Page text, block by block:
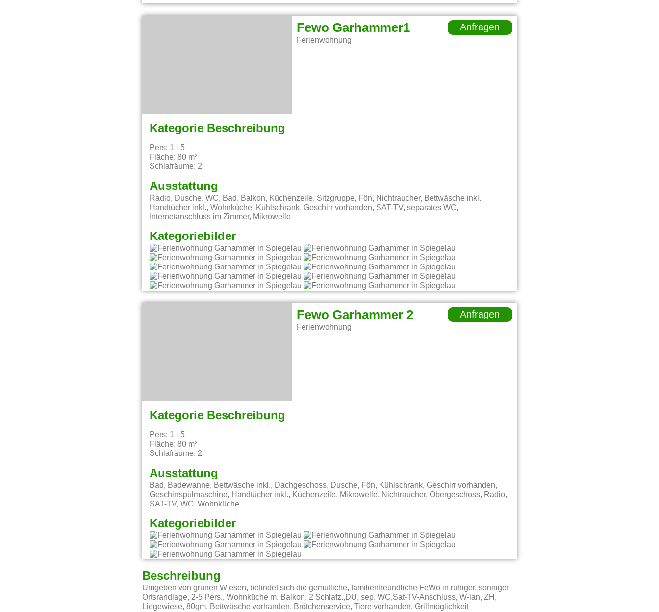
Fewo Garhammer1
Ferienwohnung
Anfragen
Kategorie Beschreibung
Pers: 1 - 5
Fläche: 80 m²
Schlafräume: 2
Ausstattung
Radio, Dusche, WC, Bad, Balkon, Küchenzeile, Sitzgruppe, Fön, Nichtraucher, Bettwäsche inkl.,
Handtücher inkl., Wohnküche, Kühlschrank, Geschirr vorhanden, SAT-TV, separates WC,
Internetanschluss im Zimmer, Mikrowelle
Kategoriebilder
Fewo Garhammer 2
Ferienwohnung
Anfragen
Kategorie Beschreibung
Pers: 1 - 5
Fläche: 80 m²
Schlafräume: 2
Ausstattung
Bad, Badewanne, Bettwäsche inkl., Dachgeschoss, Dusche, Fön, Kühlschrank, Geschirr vorhanden,
Geschirrspülmaschine, Handtücher inkl., Küchenzeile, Mikrowelle, Nichtraucher, Obergeschoss, Radio,
SAT-TV, WC, Wohnküche
Kategoriebilder
Beschreibung
Umgeben von grünen Wiesen, befindet sich die gemütliche, familienfreundliche FeWo in ruhiger, sonniger
Ortsrandlage, 2-5 Pers., Wohnküche m. Balkon, 2 Schlafz.,DU, sep. WC,Sat-TV-Anschluss, W-lan, ZH,
Liegewiese, 80qm, Bettwäsche vorhanden, Brötchenservice, Tiere vorhanden, Grillmöglichkeit